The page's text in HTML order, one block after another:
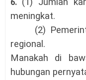
6.
meningkat.
Pemerintah
regional.
Manakah di
hubungan